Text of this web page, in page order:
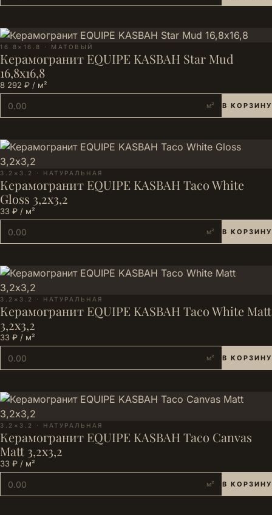
16.8×16.8 · МАТОВЫЙ
Керамогранит EQUIPE KASBAH Star Mud
16,8х16,8
8 292 ₽ / м²
м² В КОРЗИНУ
3.2×3.2 · НАТУРАЛЬНАЯ
Керамогранит EQUIPE KASBAH Taco White
Gloss 3,2х3,2
33 ₽ / м²
м² В КОРЗИНУ
3.2×3.2 · НАТУРАЛЬНАЯ
Керамогранит EQUIPE KASBAH Taco White Matt
3,2х3,2
33 ₽ / м²
м² В КОРЗИНУ
3.2×3.2 · НАТУРАЛЬНАЯ
Керамогранит EQUIPE KASBAH Taco Canvas
Matt 3,2х3,2
33 ₽ / м²
м² В КОРЗИНУ